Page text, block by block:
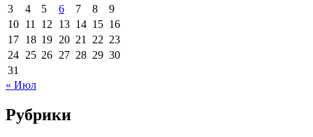
3
4 5 6 7 8
9
10 11 12 13 14 15 16
17 18 19 20 21 22 23
24 25 26 27 28 29 30
31
« Июл
Рубрики